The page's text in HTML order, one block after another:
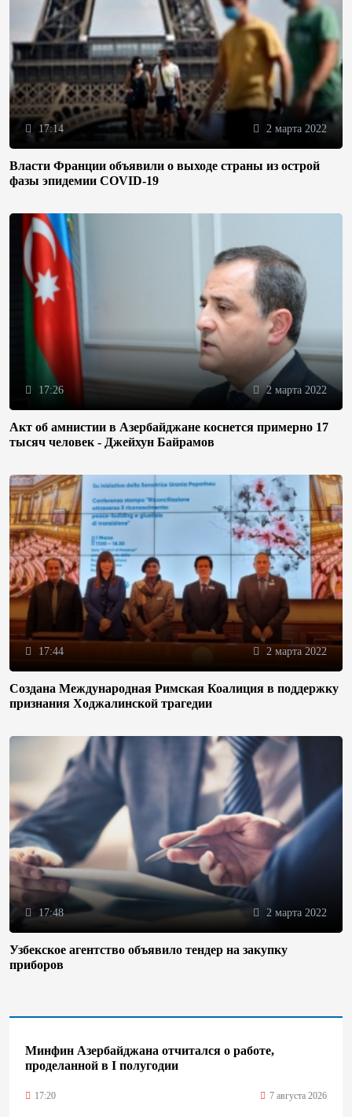
17:14 2 марта 2022
Власти Франции объявили о выходе страны из острой
фазы эпидемии COVID-19
17:26 2 марта 2022
Акт об амнистии в Азербайджане коснется примерно 17
тысяч человек - Джейхун Байрамов
17:44 2 марта 2022
Создана Международная Римская Коалиция в поддержку
признания Ходжалинской трагедии
17:48 2 марта 2022
Узбекское агентство объявило тендер на закупку
приборов
Минфин Азербайджана отчитался о работе,
проделанной в I полугодии
17:20 7 августа 2026